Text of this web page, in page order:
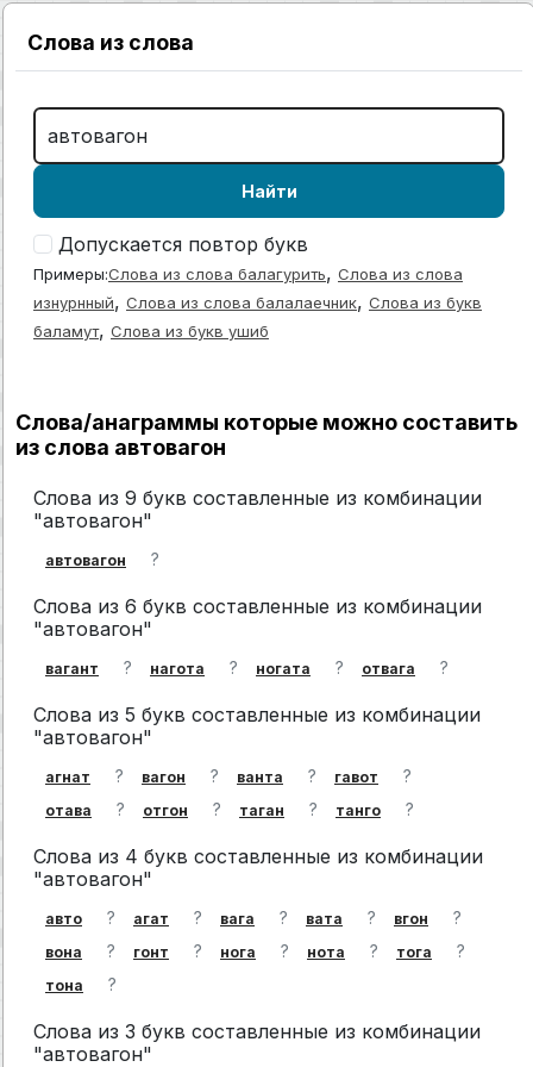
Слова из слова
Найти
Допускается повтор букв
Примеры:Слова из слова балагурить, Слова из слова
изнурнный, Слова из слова балалаечник, Слова из букв
баламут, Слова из букв ушиб
Слова/анаграммы которые можно составить
из слова автовагон
Слова из 9 букв составленные из комбинации
"автовагон"
автовагон ?
Слова из 6 букв составленные из комбинации
"автовагон"
вагант ? нагота ? ногата ? отвага ?
Слова из 5 букв составленные из комбинации
"автовагон"
агнат ? вагон ? ванта ? гавот ?
отава ? отгон ? таган ? танго ?
Слова из 4 букв составленные из комбинации
"автовагон"
авто ? агат ? вага ? вата ? вгон ?
вона ? гонт ? нога ? нота ? тога ?
тона ?
Слова из 3 букв составленные из комбинации
"автовагон"